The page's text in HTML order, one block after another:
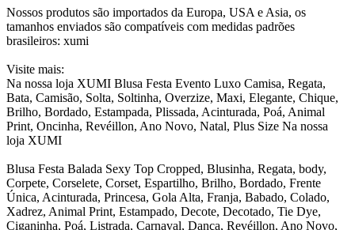
Nossos produtos são importados da Europa, USA e Asia, os
tamanhos enviados são compatíveis com medidas padrões
brasileiros: xumi
Visite mais:
Na nossa loja XUMI Blusa Festa Evento Luxo Camisa, Regata,
Bata, Camisão, Solta, Soltinha, Overzize, Maxi, Elegante, Chique,
Brilho, Bordado, Estampada, Plissada, Acinturada, Poá, Animal
Print, Oncinha, Revéillon, Ano Novo, Natal, Plus Size Na nossa
loja XUMI
Blusa Festa Balada Sexy Top Cropped, Blusinha, Regata, body,
Corpete, Corselete, Corset, Espartilho, Brilho, Bordado, Frente
Única, Acinturada, Princesa, Gola Alta, Franja, Babado, Colado,
Xadrez, Animal Print, Estampado, Decote, Decotado, Tie Dye,
Ciganinha, Poá, Listrada, Carnaval, Dança, Revéillon, Ano Novo,